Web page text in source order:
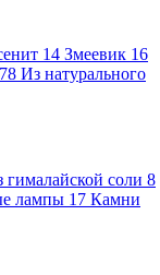
14 Змеевик 16
78 Из натурального
соли 8
лампы 17 Камни